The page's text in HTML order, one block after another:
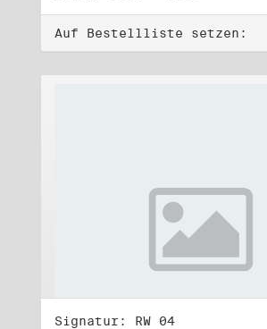
Auf Bestellliste setzen:
Signatur: RW 04